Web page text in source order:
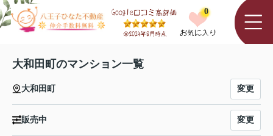
0
大和田町のマンション一覧
大和田町 変更
販売中 変更